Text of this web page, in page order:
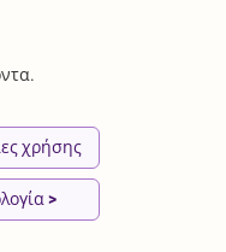
χρήσης
>